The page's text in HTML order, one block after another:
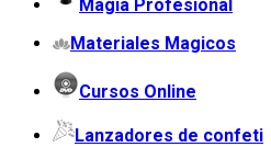
Magia Profesional
Materiales Magicos
Cursos Online
Lanzadores de confeti